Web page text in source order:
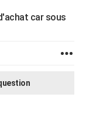
car sous